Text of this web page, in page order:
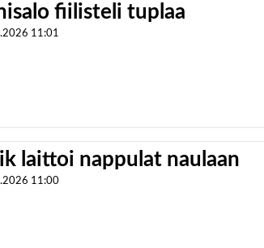
fiilisteli tuplaa
11:01
laittoi nappulat naulaan
11:00